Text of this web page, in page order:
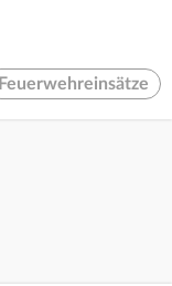
Feuerwehreinsätze